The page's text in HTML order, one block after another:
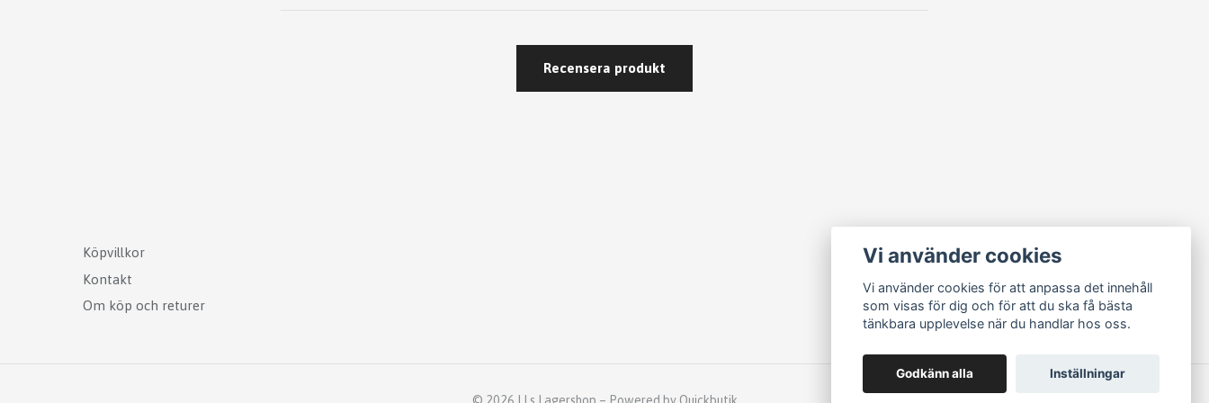
Recensera produkt
Köpvillkor
Kontakt
Om köp och returer
© 2026 LLs Lagershop – Powered by Quickbutik
Vi använder cookies
Vi använder cookies för att anpassa det innehåll
som visas för dig och för att du ska få bästa
tänkbara upplevelse när du handlar hos oss.
Godkänn alla Inställningar